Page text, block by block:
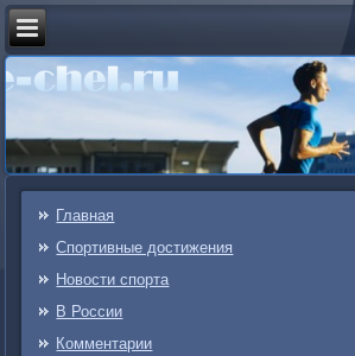
Главная
Спортивные достижения
Новости спорта
В России
Комментарии